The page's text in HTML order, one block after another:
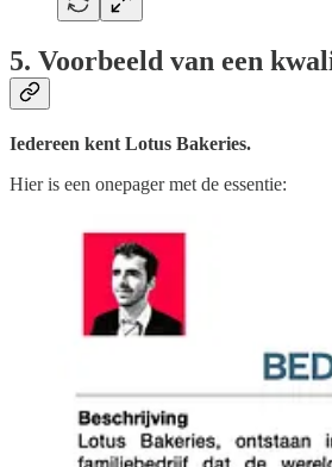
5. Voorbeeld van een
Iedereen kent Lotus Bakeries.
Hier is een onepager met de essentie: